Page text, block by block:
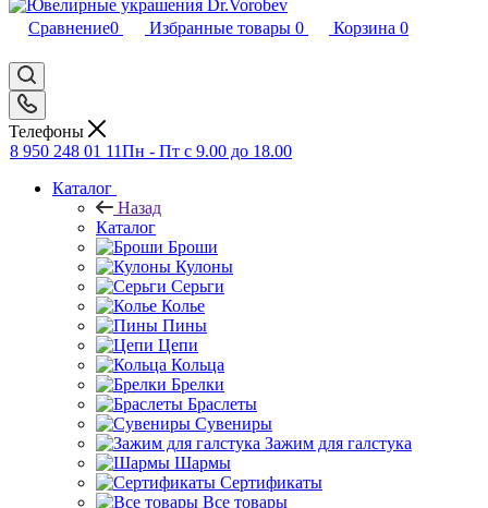
Сравнение0 Избранные товары 0 Корзина 0
Телефоны
8 950 248 01 11Пн - Пт с 9.00 до 18.00
Каталог
Назад
Каталог
Броши
Кулоны
Серьги
Колье
Пины
Цепи
Кольца
Брелки
Браслеты
Сувениры
Зажим для галстука
Шармы
Сертификаты
Все товары